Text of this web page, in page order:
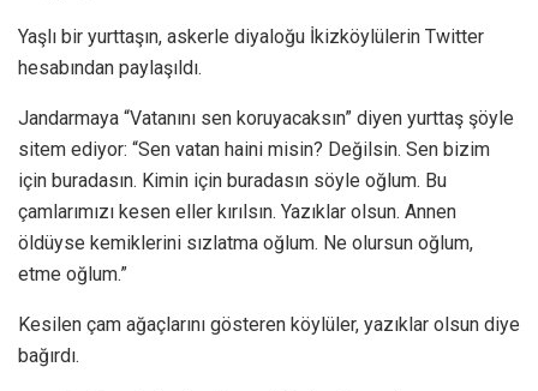
Yaşlı bir yurttaşın, askerle diyaloğu İkizköylülerin Twitter
hesabından paylaşıldı.
Jandarmaya “Vatanını sen koruyacaksın” diyen yurttaş şöyle
sitem ediyor: “Sen vatan haini misin? Değilsin. Sen bizim
için buradasın. Kimin için buradasın söyle oğlum. Bu
çamlarımızı kesen eller kırılsın. Yazıklar olsun. Annen
öldüyse kemiklerini sızlatma oğlum. Ne olursun oğlum,
etme oğlum.”
Kesilen çam ağaçlarını gösteren köylüler, yazıklar olsun diye
bağırdı.